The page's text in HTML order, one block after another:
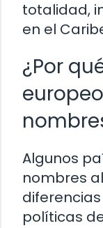
totalidad,
en el
¿Por
Algunos
nombres
políticas